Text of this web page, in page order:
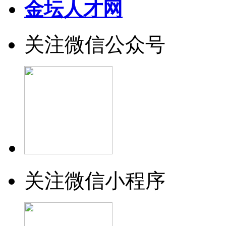
金坛人才网
关注微信公众号
关注微信小程序